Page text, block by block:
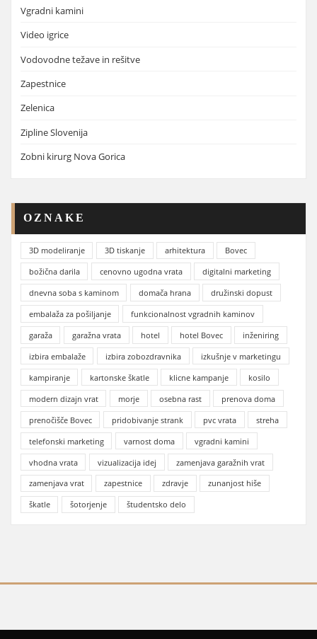
Vgradni kamini
Video igrice
Vodovodne težave in rešitve
Zapestnice
Zelenica
Zipline Slovenija
Zobni kirurg Nova Gorica
OZNAKE
3D modeliranje 3D tiskanje arhitektura
Bovec
božična darila
cenovno ugodna vrata
digitalni marketing
dnevna soba s kaminom
domača hrana
družinski dopust
embalaža za pošiljanje
funkcionalnost vgradnih kaminov
garaža
garažna vrata hotel hotel Bovec
inženiring
izbira embalaže
izbira zobozdravnika
izkušnje v marketingu
kampiranje
kartonske škatle klicne kampanje
kosilo
modern dizajn vrat
morje osebna rast
prenova doma
prenočišče Bovec
pridobivanje strank pvc vrata
streha
telefonski marketing
varnost doma
vgradni kamini
vhodna vrata
vizualizacija idej
zamenjava garažnih vrat
zamenjava vrat
zapestnice zdravje
zunanjost hiše
škatle
šotorjenje študentsko delo